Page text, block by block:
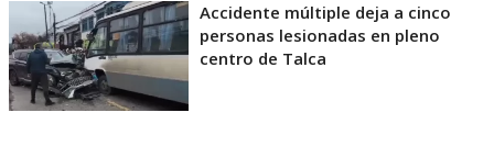
Accidente múltiple deja a cinco
personas lesionadas en pleno
centro de Talca